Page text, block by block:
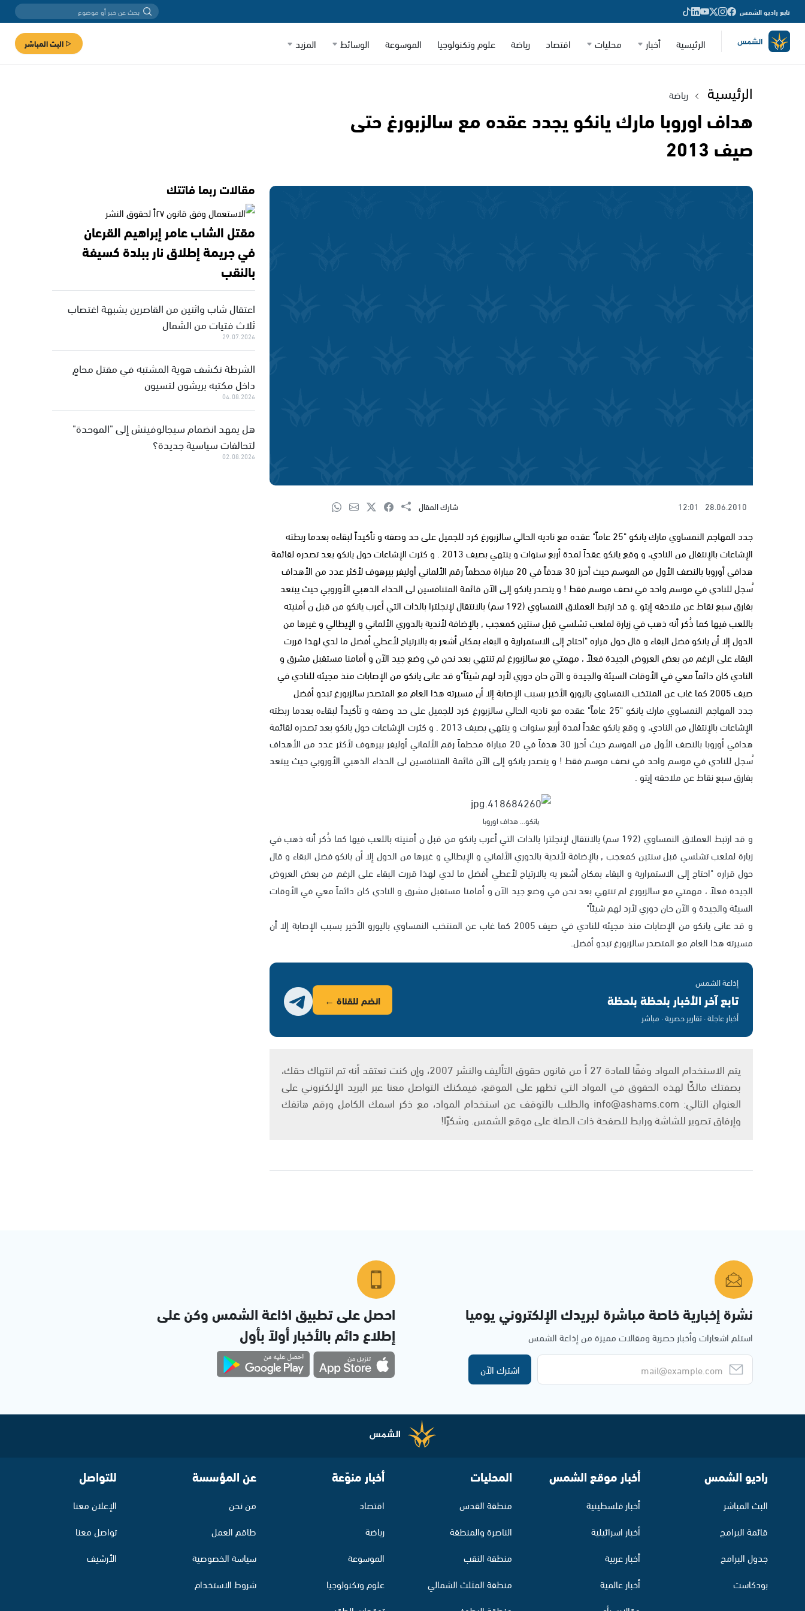
تابع راديو الشمس
الرئيسية أخبار محليات اقتصاد رياضة علوم وتكنولوجيا الموسوعة الوسائط المزيد البث المباشر
الرئيسية رياضة
هداف اوروبا مارك يانكو يجدد عقده مع سالزبورغ حتى
صيف 2013
28.06.2010
12:01 شارك المقال
جدد المهاجم النمساوي مارك يانكو "25 عاماً" عقده مع ناديه الحالي سالزبورغ كرد للجميل على حد وصفه و تأكيداً لبقاءه بعدما ربطته
الإشاعات بالإنتقال من النادي، و وقع يانكو عقداً لمدة أربع سنوات و ينتهي بصيف 2013 . و كثرت الإشاعات حول يانكو بعد تصدره لقائمة
هدافي أوروبا بالنصف الأول من الموسم حيث أحرز 30 هدفاً في 20 مباراة محطماً رقم الألماني أوليفر بيرهوف لأكثر عدد من الأهداف
ُسجل للنادي في موسم واحد في نصف موسم فقط ! و يتصدر يانكو إلى الآن قائمة المتنافسين لى الحذاء الذهبي الأوروبي حيث يبتعد
بفارق سبع نقاط عن ملاحقه إيتو .و قد ارتبط العملاق النمساوي (192 سم) بالانتقال لإنجلترا بالذات التي أعرب يانكو من قبل ن أمنيته
باللعب فيها كما ذُكر أنه ذهب في زيارة لملعب تشلسي قبل سنتين كمعجب , بالإضافة لأندية بالدوري الألماني و الإيطالي و غيرها من
الدول إلا أن يانكو فضل البقاء و قال حول قراره "احتاج إلى الاستمرارية و البقاء بمكان أشعر به بالارتياح لأعطي أفضل ما لدي لهذا قررت
البقاء على الرغم من بعض العروض الجيدة فعلاً ، مهمتي مع سالزبورغ لم تنتهي بعد نحن في وضع جيد الآن و أمامنا مستقبل مشرق و
النادي كان دائماً معي في الأوقات السيئة والجيدة و الآن حان دوري لأرد لهم شيئاً"و قد عانى يانكو من الإصابات منذ مجيئه للنادي في
صيف 2005 كما غاب عن المنتخب النمساوي باليورو الأخير بسبب الإصابة إلا أن مسيرته هذا العام مع المتصدر سالزبورغ تبدو أفضل
جدد المهاجم النمساوي مارك يانكو "25 عاماً" عقده مع ناديه الحالي سالزبورغ كرد للجميل على حد وصفه و تأكيداً لبقاءه بعدما ربطته
الإشاعات بالإنتقال من النادي، و وقع يانكو عقداً لمدة أربع سنوات و ينتهي بصيف 2013 . و كثرت الإشاعات حول يانكو بعد تصدره لقائمة
هدافي أوروبا بالنصف الأول من الموسم حيث أحرز 30 هدفاً في 20 مباراة محطماً رقم الألماني أوليفر بيرهوف لأكثر عدد من الأهداف
ُسجل للنادي في موسم واحد في نصف موسم فقط ! و يتصدر يانكو إلى الآن قائمة المتنافسين لى الحذاء الذهبي الأوروبي حيث يبتعد
بفارق سبع نقاط عن ملاحقه إيتو .
يانكو... هداف اوروبا
و قد ارتبط العملاق النمساوي (192 سم) بالانتقال لإنجلترا بالذات التي أعرب يانكو من قبل ن أمنيته باللعب فيها كما ذُكر أنه ذهب في
زيارة لملعب تشلسي قبل سنتين كمعجب , بالإضافة لأندية بالدوري الألماني و الإيطالي و غيرها من الدول إلا أن يانكو فضل البقاء و قال
حول قراره "احتاج إلى الاستمرارية و البقاء بمكان أشعر به بالارتياح لأعطي أفضل ما لدي لهذا قررت البقاء على الرغم من بعض العروض
الجيدة فعلاً ، مهمتي مع سالزبورغ لم تنتهي بعد نحن في وضع جيد الآن و أمامنا مستقبل مشرق و النادي كان دائماً معي في الأوقات
السيئة والجيدة و الآن حان دوري لأرد لهم شيئاً"
و قد عانى يانكو من الإصابات منذ مجيئه للنادي في صيف 2005 كما غاب عن المنتخب النمساوي باليورو الأخير بسبب الإصابة إلا أن
مسيرته هذا العام مع المتصدر سالزبورغ تبدو أفضل.
إذاعة الشمس
تابع آخر الأخبار بلحظة بلحظة
أخبار عاجلة · تقارير حصرية · مباشر
انضم للقناة ←
يتم الاستخدام المواد وفقًا للمادة 27 أ من قانون حقوق التأليف والنشر 2007، وإن كنت تعتقد أنه تم انتهاك حقك،
بصفتك مالكًا لهذه الحقوق في المواد التي تظهر على الموقع، فيمكنك التواصل معنا عبر البريد الإلكتروني على
العنوان التالي: info@ashams.com والطلب بالتوقف عن استخدام المواد، مع ذكر اسمك الكامل ورقم هاتفك
وإرفاق تصوير للشاشة ورابط للصفحة ذات الصلة على موقع الشمس. وشكرًا!
مقالات ربما فاتتك
مقتل الشاب عامر إبراهيم القرعان
في جريمة إطلاق نار ببلدة كسيفة
بالنقب
اعتقال شاب واثنين من القاصرين بشبهة اغتصاب
ثلاث فتيات من الشمال
29.07.2026
الشرطة تكشف هوية المشتبه في مقتل محامٍ
داخل مكتبه بريشون لتسيون
04.08.2026
هل يمهد انضمام سيجالوفيتش إلى "الموحدة"
لتحالفات سياسية جديدة؟
02.08.2026
نشرة إخبارية خاصة مباشرة لبريدك الإلكتروني يوميا
استلم اشعارات وأخبار حصرية ومقالات مميزة من إذاعة الشمس
اشترك الآن
احصل على تطبيق اذاعة الشمس وكن على
إطلاع دائم بالأخبار أولاً بأول
راديو الشمس
البث المباشر
قائمة البرامج
جدول البرامج
بودكاست
أخبار موقع الشمس
أخبار فلسطينية
أخبار اسرائيلية
أخبار عربية
أخبار عالمية
المحليات
منطقة القدس
الناصرة والمنطقة
منطقة النقب
منطقة المثلث الشمالي
أخبار منوّعة
اقتصاد
رياضة
الموسوعة
علوم وتكنولوجيا
عن المؤسسة
من نحن
طاقم العمل
سياسة الخصوصية
شروط الاستخدام
للتواصل
الإعلان معنا
تواصل معنا
الأرشيف